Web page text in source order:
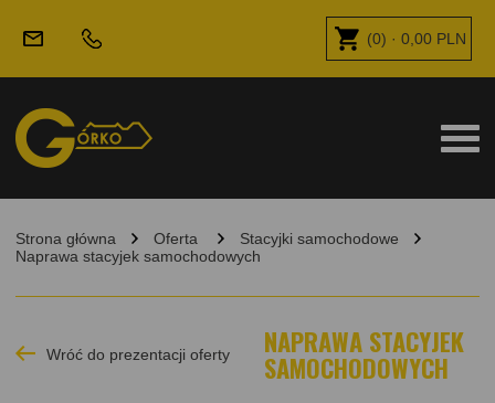
(0) · 0,00 PLN
Strona główna Oferta
Stacyjki samochodowe
Naprawa stacyjek samochodowych
Wróć do prezentacji oferty NAPRAWA STACYJEK
SAMOCHODOWYCH